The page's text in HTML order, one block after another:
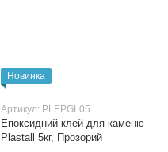
Новинка
Артикул: PLEPGL05
Епоксидний клей для каменю
Plastall 5кг, Прозорий